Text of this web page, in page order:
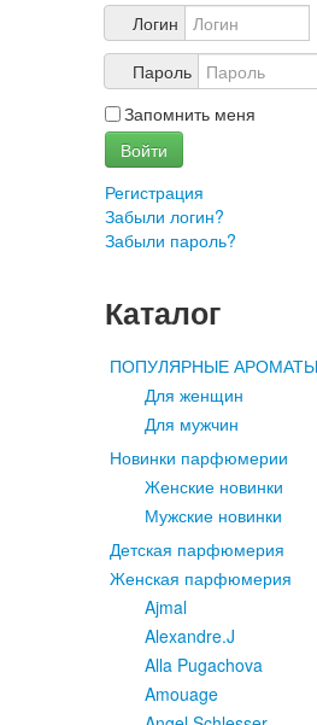
Логин
Пароль
Запомнить меня
Войти
Регистрация
Забыли логин?
Забыли пароль?
Каталог
ПОПУЛЯРНЫЕ АРОМАТЫ
Для женщин
Для мужчин
Новинки парфюмерии
Женские новинки
Мужские новинки
Детская парфюмерия
Женская парфюмерия
Ajmal
Alexandre.J
Alla Pugachova
Amouage